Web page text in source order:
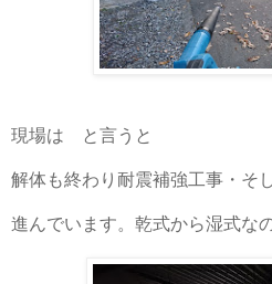
現場は と言うと
解体も終わり耐震補強工事・そ
進んでいます。乾式から湿式な